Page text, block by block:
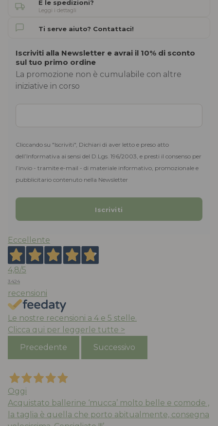
E le spedizioni?
Leggi i dettagli
Ti serve aiuto? Contattaci!
Iscriviti alla Newsletter e avrai il 10% di sconto
sul tuo primo ordine
La promozione non è cumulabile con altre
iniziative in corso
Cliccando su "Iscriviti", Dichiari di aver letto e preso atto
dell’Informativa ai sensi del D.Lgs. 196/2003, e presti il consenso per
l’invio - tramite e-mail - di materiale informativo, promozionale e
pubblicitario contenuto nella Newsletter
Eccellente
4,8/5
3.424
recensioni
Le nostre recensioni a 4 e 5 stelle.
Clicca qui per leggerle tutte >
Precedente
Successivo
Oggi
Acquistato ballerine ‘mucca’ molto belle e comode ,
la taglia è quella che porto abitualmente, consegna